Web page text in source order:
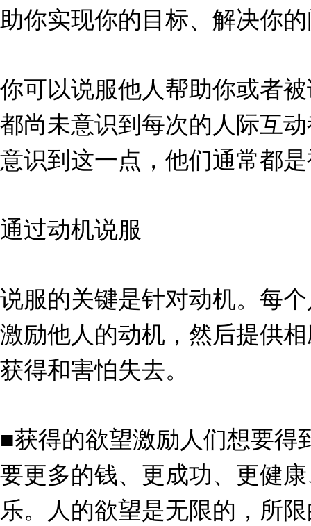
助你实现你的目标、解决你
你可以说服他人帮助你或者
都尚未意识到每次的人际互
意识到这一点，他们通常都
通过动机说服
说服的关键是针对动机。每
激励他人的动机，然后提供
获得和害怕失去。
■获得的欲望激励人们想要
要更多的钱、更成功、更健
乐。人的欲望是无限的，所